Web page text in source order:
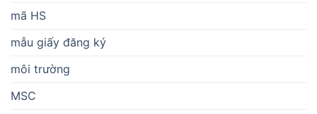
mã HS
mẫu giấy đăng ký
môi trường
MSC